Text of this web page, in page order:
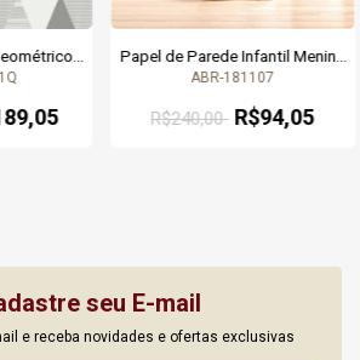
Papel de Parede Infantil Menina
Cavalinhos Bege - Coleção
metros | Cola Grátis
ABR-181107
R$240,00 R$94,05
seu E-mail
e receba novidades e ofertas exclusivas